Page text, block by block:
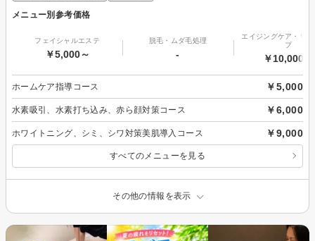
メニュー別参考価格
フェイシャルエステ
￥5,000～
脱毛・ムダ毛処理
-
エイジングケア・リ
プ
￥10,000～
ホームケア指導コース ￥5,000
水素吸引、水素打ち込み、赤ら顔対策コース ￥6,000
ホワイトニング、シミ、シワ対策美肌導入コース ￥9,000
すべてのメニューを見る
その他の情報を表示